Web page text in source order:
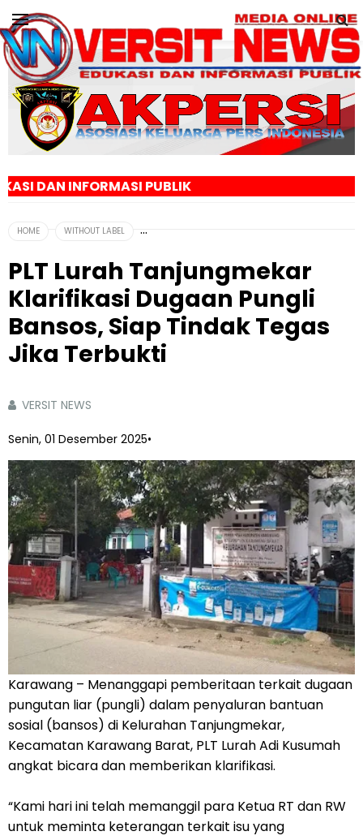
PUBLIK
HOME WITHOUT LABEL
PLT Lurah Tanjungmekar
Klarifikasi Dugaan Pungli
Bansos, Siap Tindak Tegas
Jika Terbukti
VERSIT NEWS
Senin, 01 Desember 2025•
Karawang – Menanggapi pemberitaan terkait dugaan
pungutan liar (pungli) dalam penyaluran bantuan
sosial (bansos) di Kelurahan Tanjungmekar,
Kecamatan Karawang Barat, PLT Lurah Adi Kusumah
angkat bicara dan memberikan klarifikasi.
“Kami hari ini telah memanggil para Ketua RT dan RW
untuk meminta keterangan terkait isu yang